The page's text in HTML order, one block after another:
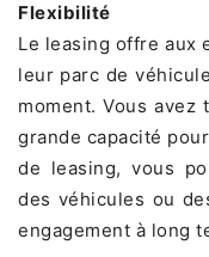
Flexibilité
Le leasing offre aux
leur parc de
moment. Vous avez
grande capacité
de leasing, vous
des véhicules ou
engagement à long